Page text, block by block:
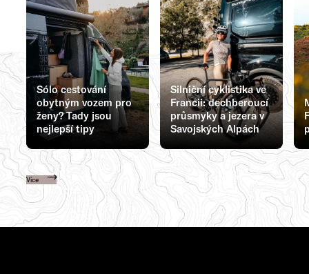
Sólo cestování
obytným vozem pro
ženy? Tady jsou
nejlepší tipy
Silniční cyklistika ve
Francii: dechberoucí
průsmyky a jezera v
Savojských Alpách
Více